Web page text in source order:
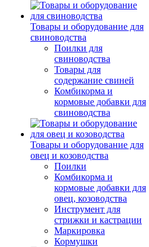
Товары и оборудование для
свиноводства
Поилки для
свиноводства
Товары для
содержание свиней
Комбикорма и
кормовые добавки для
свиноводства
Товары и оборудование для
овец и козоводства
Поилки
Комбикорма и
кормовые добавки для
овец, козоводства
Инструмент для
стрижки и кастрации
Маркировка
Кормушки